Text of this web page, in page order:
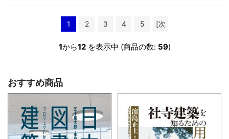
1 2 3 4 5
[次
1から12を表示中 (商品の数: 59)
おすすめ商品